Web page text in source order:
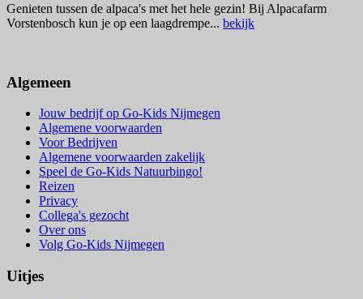
Genieten tussen de alpaca's met het hele gezin! Bij Alpacafarm
Vorstenbosch kun je op een laagdrempe... bekijk
Algemeen
Jouw bedrijf op Go-Kids Nijmegen
Algemene voorwaarden
Voor Bedrijven
Algemene voorwaarden zakelijk
Speel de Go-Kids Natuurbingo!
Reizen
Privacy
Collega's gezocht
Over ons
Volg Go-Kids Nijmegen
Uitjes